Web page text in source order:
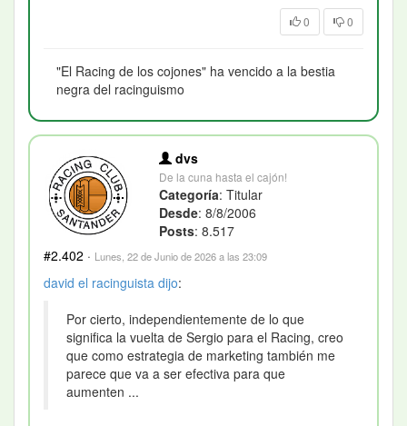
0 0
"El Racing de los cojones" ha vencido a la bestia
negra del racinguismo
dvs
De la cuna hasta el cajón!
Categoría: Titular
Desde: 8/8/2006
Posts: 8.517
#2.402 · Lunes, 22 de Junio de 2026 a las 23:09
david el racinguista dijo:
Por cierto, independientemente de lo que
significa la vuelta de Sergio para el Racing, creo
que como estrategia de marketing también me
parece que va a ser efectiva para que
aumenten ...